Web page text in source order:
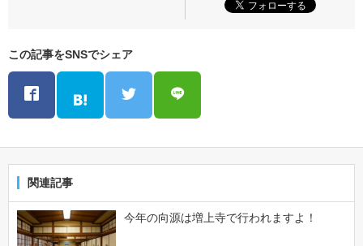
この記事をSNSでシェア
関連記事
今年の向源は増上寺で行われますよ！